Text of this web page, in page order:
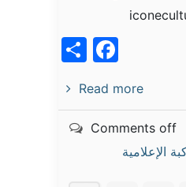
Read more
Comments off
الإعلامية